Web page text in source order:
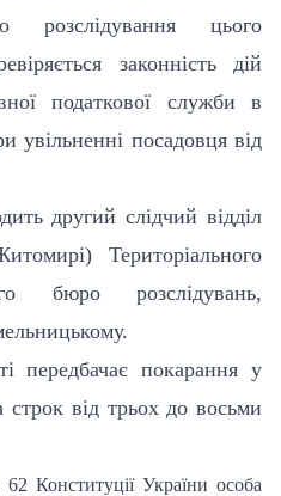
цього
законність дій
податкової служби в
увільненні посадовця від
другий слідчий відділ
Територіального
бюро розслідувань,
передбачає покарання у
строк від трьох до восьми
Конституції України особа